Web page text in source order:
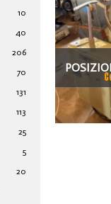
10
40
206
70
131
113
25
5
20